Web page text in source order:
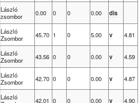
László
zsombor
0.00 0 0 0.00
dis
László
Zsombor
45.70 1 0 5.00 v
4.81
László
Zsombor
43.56 0 0 0.00 v
4.59
László
Zsombor
42.70 0 0 0.00 v
4.87
László
42.01 0 0 0.00 v
4.90